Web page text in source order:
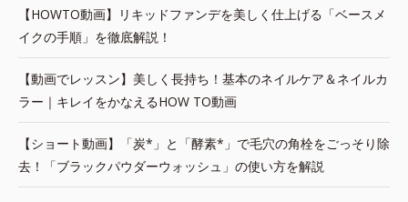
【HOWTO動画】リキッドファンデを美しく仕上げる「ベースメ
イクの手順」を徹底解説！
【動画でレッスン】美しく長持ち！基本のネイルケア＆ネイルカ
ラー｜キレイをかなえるHOW TO動画
【ショート動画】「炭*」と「酵素*」で毛穴の角栓をごっそり除
去！「ブラックパウダーウォッシュ」の使い方を解説